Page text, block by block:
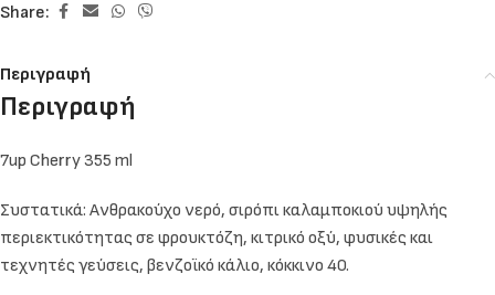
Share:
Περιγραφή
Περιγραφή
7up Cherry 355 ml
Συστατικά: Ανθρακούχο νερό, σιρόπι καλαμποκιού υψηλής
περιεκτικότητας σε φρουκτόζη, κιτρικό οξύ, φυσικές και
τεχνητές γεύσεις, βενζοϊκό κάλιο, κόκκινο 40.